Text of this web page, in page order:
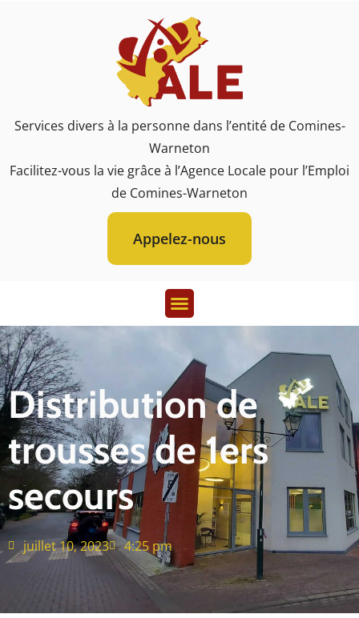
Services divers à la personne dans l’entité de Comines-
Warneton
Facilitez-vous la vie grâce à l’Agence Locale pour l’Emploi
de Comines-Warneton
Appelez-nous
Distribution de
trousses de 1ers
secours
juillet 10, 2023 4:25 pm